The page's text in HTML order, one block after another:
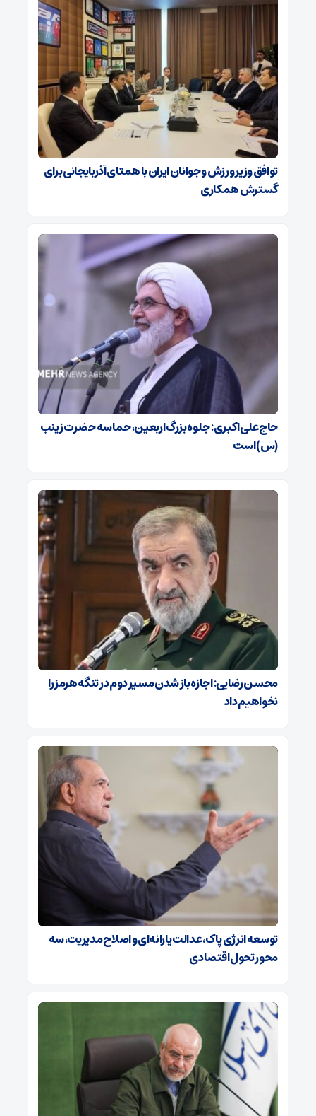
توافق وزیر ورزش و جوانان ایران با همتای آذربایجانی برای
گسترش همکاری
حاج‌علی‌اکبری: جلوه بزرگ اربعین، حماسه حضرت زینب
(س) است
محسن رضایی: اجازه باز شدن مسیر دوم در تنگه هرمز را
نخواهیم داد
توسعه انرژی پاک، عدالت یارانه‌ای و اصلاح مدیریت، سه
محور تحول اقتصادی